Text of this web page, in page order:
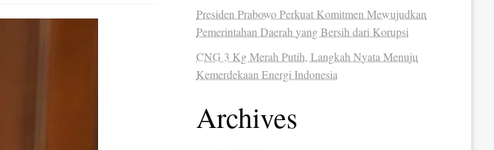
Presiden Prabowo Perkuat Komitmen Mewujudkan
Pemerintahan Daerah yang Bersih dari Korupsi
CNG 3 Kg Merah Putih, Langkah Nyata Menuju
Kemerdekaan Energi Indonesia
Archives